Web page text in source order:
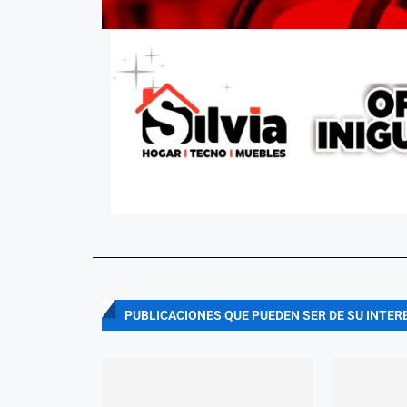
PUBLICACIONES QUE PUEDEN SER DE SU